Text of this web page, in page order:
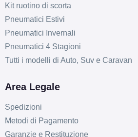
Kit ruotino di scorta
Pneumatici Estivi
Pneumatici Invernali
Pneumatici 4 Stagioni
Tutti i modelli di Auto, Suv e Caravan
Area Legale
Spedizioni
Metodi di Pagamento
Garanzie e Restituzione